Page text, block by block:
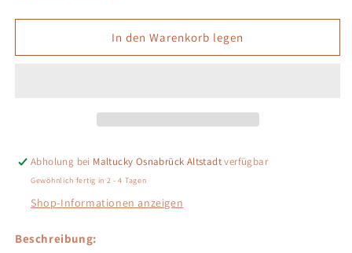
Maker
Mark
Maker
´s
Mark
In den Warenkorb legen
Abholung bei Maltucky Osnabrück Altstadtverfügbar
Gewöhnlich fertig in 2 - 4 Tagen
Shop-Informationen anzeigen
Beschreibung: